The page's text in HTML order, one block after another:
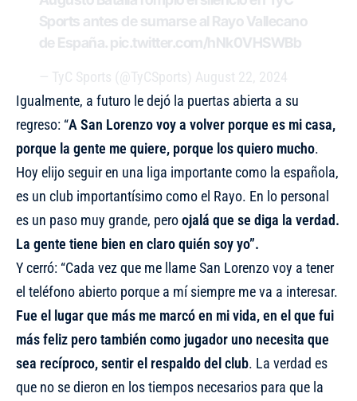
Sports antes de sumarse al Rayo Vallecano
de España.pic.twitter.com/hNk0VHSWBb
— TyC Sports (@TyCSports) August 22, 2024
Igualmente, a futuro le dejó la puertas abierta a su
regreso: “A San Lorenzo voy a volver porque es mi casa,
porque la gente me quiere, porque los quiero mucho.
Hoy elijo seguir en una liga importante como la española,
es un club importantísimo como el Rayo. En lo personal
es un paso muy grande, peroojalá que se diga la verdad.
La gente tiene bien en claro quién soy yo”.
Y cerró: “Cada vez que me llame San Lorenzo voy a tener
el teléfono abierto porque a mí siempre me va a interesar.
Fue el lugar que más me marcó en mi vida, en el que fui
más feliz pero también como jugador uno necesita que
sea recíproco, sentir el respaldo del club. La verdad es
que no se dieron en los tiempos necesarios para que la